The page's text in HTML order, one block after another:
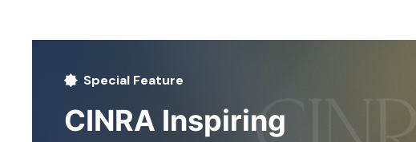
Special Feature
CINRA Inspiring